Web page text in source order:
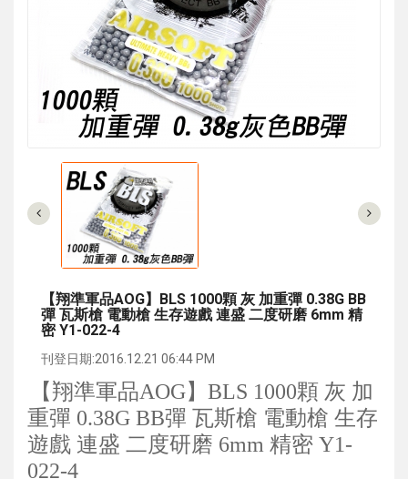
【翔準軍品AOG】BLS 1000顆 灰 加重彈 0.38G BB
彈 瓦斯槍 電動槍 生存遊戲 連盛 二度研磨 6mm 精
密 Y1-022-4
刊登日期:2016.12.21 06:44 PM
【翔準軍品AOG】BLS 1000顆 灰 加
重彈 0.38G BB彈 瓦斯槍 電動槍 生存
遊戲 連盛 二度研磨 6mm 精密 Y1-
022-4